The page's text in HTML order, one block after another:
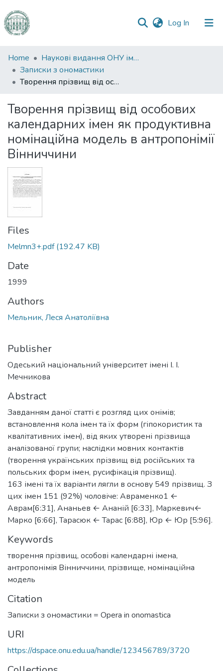
Log In (current)
Communities
&
Collections
Statistics
Home
Наукові видання ОНУ імені І. І. Мечникова
Записки з ономастики
Творення прізвищ від особових календарних імен як продуктивна номінаційна модель в антропонімії Вінниччини
Творення прізвищ від особових
календарних імен як продуктивна
номінаційна модель в антропонімії
Вінниччини
Files
Melmn3+.pdf(192.47 KB)
Date
1999
Authors
Мельник, Леся Анатоліївна
Publisher
Одеський національний університет імені І. І.
Мечникова
Abstract
Завданням даної статті є розгляд цих онімів;
встановлення кола імен та їх форм (гіпокористик та
квалітативних імен), від яких утворені прізвища
аналізованої групи; наслідки мовних контактів
(творення українських прізвищ від російських та
польських форм імен, русифікація прізвищ).
163 імені та їх варіанти лягли в основу 549 прізвищ. З
цих імен 151 (92%) чоловіче: Авраменко1 ←
Аврам[6:31], Ананьев ← Ананій [6:33], Маркевич←
Марко [6:66], Тарасюк ← Тарас [6:88], Юр ← Юр [5:96].
Keywords
творення прізвищ, особові календарні імена,
антропонімія Вінниччини, прізвище, номінаційна
модель
Citation
Записки з ономастики = Opera in onomastica
URI
https://dspace.onu.edu.ua/handle/123456789/3720